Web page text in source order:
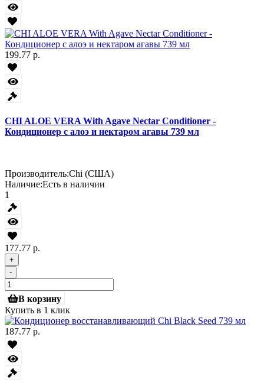
199.77 р.
CHI ALOE VERA With Agave Nectar Conditioner -
Кондиционер с алоэ и нектаром агавы 739 мл
Производитель:Chi (США)
Наличие:Есть в наличии
1
177.77 р.
+
-
В корзину
Купить в 1 клик
187.77 р.